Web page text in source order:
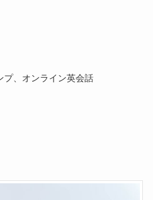
プ、オンライン英会話